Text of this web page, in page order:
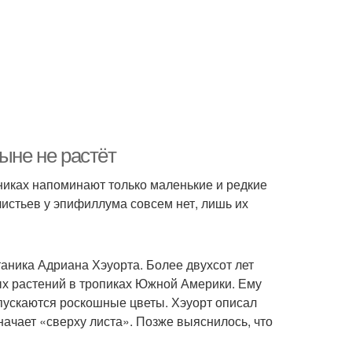
не растёт
напоминают только маленькие и редкие
у эпифиллума совсем нет, лишь их
Адриана Хэуорта. Более двухсот лет
растений в тропиках Южной Америки. Ему
роскошные цветы. Хэуорт описал
«сверху листа». Позже выяснилось, что